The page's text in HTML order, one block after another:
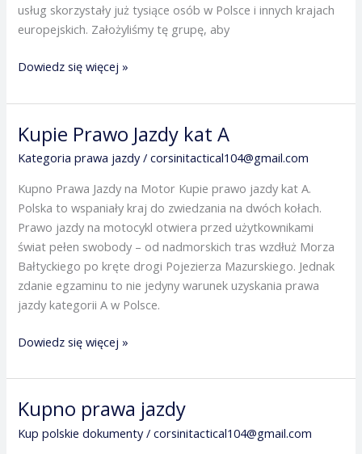
usług skorzystały już tysiące osób w Polsce i innych krajach
europejskich. Założyliśmy tę grupę, aby
Dowiedz się więcej »
Kupie Prawo Jazdy kat A
Kategoria prawa jazdy/corsinitactical104@gmail.com
Kupno Prawa Jazdy na Motor Kupie prawo jazdy kat A.
Polska to wspaniały kraj do zwiedzania na dwóch kołach.
Prawo jazdy na motocykl otwiera przed użytkownikami
świat pełen swobody – od nadmorskich tras wzdłuż Morza
Bałtyckiego po kręte drogi Pojezierza Mazurskiego. Jednak
zdanie egzaminu to nie jedyny warunek uzyskania prawa
jazdy kategorii A w Polsce.
Kupie
Prawo
Jazdy
kat
A
Dowiedz się więcej »
Kupno prawa jazdy
Kup polskie dokumenty/corsinitactical104@gmail.com
Kupno
prawa
jazdy